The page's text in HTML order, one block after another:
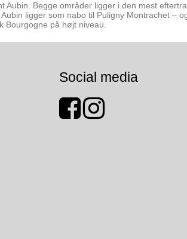
Aubin. Begge områder ligger i den mest
ligger som nabo til Puligny Montrachet –
Bourgogne på højt niveau.
Social media